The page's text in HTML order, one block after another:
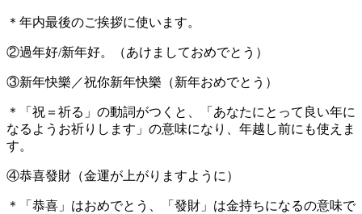
＊年内最後のご挨拶に使います。
②過年好/新年好。（あけましておめでとう）
③新年快樂／祝你新年快樂（新年おめでとう）
＊「祝＝祈る」の動詞がつくと、「あなたにとって良い年に
なるようお祈りします」の意味になり、年越し前にも使えま
す。
④恭喜發財（金運が上がりますように）
＊「恭喜」はおめでとう、「發財」は金持ちになるの意味で